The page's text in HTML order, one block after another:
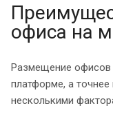
офиса на
Размещение офисов
платформе, а точнее
несколькими